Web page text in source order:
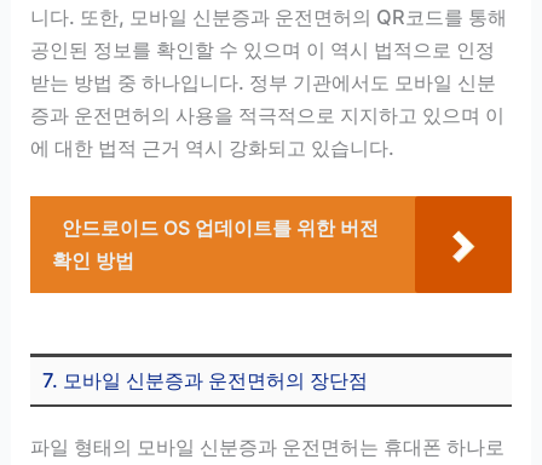
니다. 또한, 모바일 신분증과 운전면허의 QR코드를 통해
공인된 정보를 확인할 수 있으며 이 역시 법적으로 인정
받는 방법 중 하나입니다. 정부 기관에서도 모바일 신분
증과 운전면허의 사용을 적극적으로 지지하고 있으며 이
에 대한 법적 근거 역시 강화되고 있습니다.
안드로이드 OS 업데이트를 위한 버전
확인 방법
7. 모바일 신분증과 운전면허의 장단점
파일 형태의 모바일 신분증과 운전면허는 휴대폰 하나로